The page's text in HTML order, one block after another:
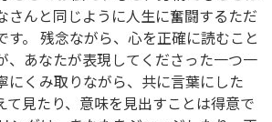
さんと同じように人生に奮闘するただ
す。 残念ながら、心を正確に読むこと
、あなたが表現してくださった一つ一
にくみ取りながら、共に言葉にした
て見たり、意味を見出すことは得意で